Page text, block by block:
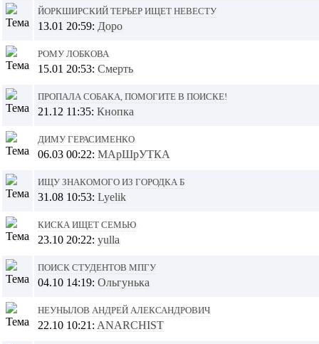
Йоркширский терьер ищет невесту
13.01 20:59: Доро
Рому Лобкова
15.01 20:53: Смерть
Пропала собака, помогите в поиске!
21.12 11:35: Кнопка
Диму Герасименко
06.03 00:22: МАрШрУТКА
Ищу знакомого из городка Б
31.08 10:53: Lyelik
Киска ищет семью
23.10 20:22: yulla
поиск студентов МПГУ
04.10 14:19: Ольгунька
Неунылов Андрей Александрович
22.10 10:21: ANARCHIST